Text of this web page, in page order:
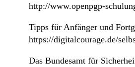
http://www.openpgp-
Tipps für Anfänger und
https://digitalcourage.de/
Das Bundesamt für